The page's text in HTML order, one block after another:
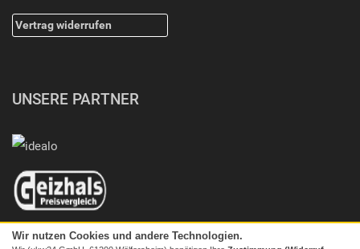
Vertrag widerrufen
UNSERE PARTNER
Wir nutzen Cookies und andere Technologien.